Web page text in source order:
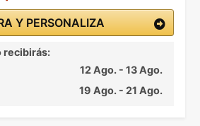
Y PERSONALIZA
recibirás:
12 Ago. - 13 Ago.
19 Ago. - 21 Ago.